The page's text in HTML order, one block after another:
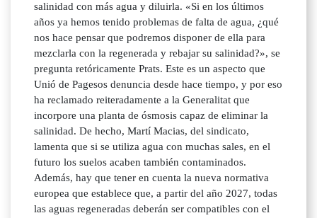
salinidad con más agua y diluirla. «Si en los últimos
años ya hemos tenido problemas de falta de agua, ¿qué
nos hace pensar que podremos disponer de ella para
mezclarla con la regenerada y rebajar su salinidad?», se
pregunta retóricamente Prats. Este es un aspecto que
Unió de Pagesos denuncia desde hace tiempo, y por eso
ha reclamado reiteradamente a la Generalitat que
incorpore una planta de ósmosis capaz de eliminar la
salinidad. De hecho, Martí Macias, del sindicato,
lamenta que si se utiliza agua con muchas sales, en el
futuro los suelos acaben también contaminados.
Además, hay que tener en cuenta la nueva normativa
europea que establece que, a partir del año 2027, todas
las aguas regeneradas deberán ser compatibles con el